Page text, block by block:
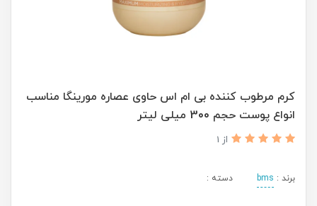
کرم مرطوب کننده بی ام اس حاوی عصاره مورینگا مناسب
انواع پوست حجم 300 میلی لیتر
از 1
برند : bms دسته :